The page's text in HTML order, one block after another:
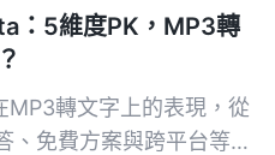
：5維度PK，MP3轉
轉文字上的表現，從
、免費方案與跨平台等5